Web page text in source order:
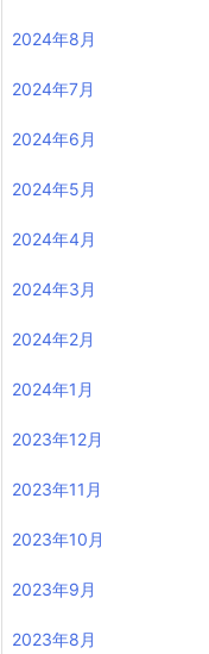
2024年8月
2024年7月
2024年6月
2024年5月
2024年4月
2024年3月
2024年2月
2024年1月
2023年12月
2023年11月
2023年10月
2023年9月
2023年8月